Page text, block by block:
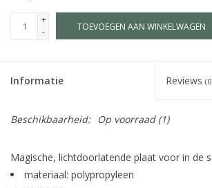
+
-
TOEVOEGEN AAN WINKELWAGEN
Informatie Reviews
Beschikbaarheid: Op voorraad(1)
Magische, lichtdoorlatende plaat voor in de
materiaal: polypropyleen